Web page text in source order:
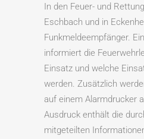
In den Feuer- und
Eschbach und in
Funkmeldeempfänger.
informiert die
Einsatz und welche
werden. Zusätzlich
auf einem Alarmdrucker
Ausdruck enthält die
mitgeteilten